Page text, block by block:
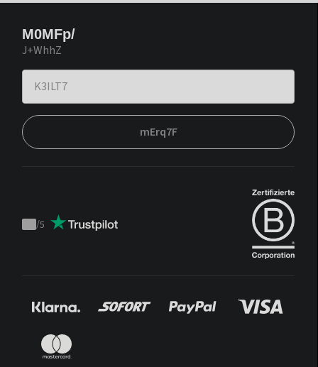
M0MFp/
J+WhhZ
mErq7F
Trustpilot
/5